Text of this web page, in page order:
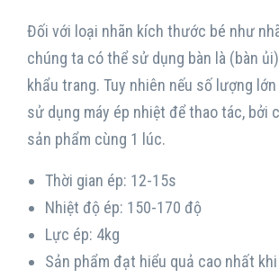
Đối với loại nhãn kích thước bé như
chúng ta có thể sử dụng bàn là (bàn
khẩu trang. Tuy nhiên nếu số lượng
sử dụng máy ép nhiệt để thao tác, bởi
sản phẩm cùng 1 lúc.
Thời gian ép: 12-15s
Nhiệt độ ép: 150-170 độ
Lực ép: 4kg
Sản phẩm đạt hiểu quả cao nhất